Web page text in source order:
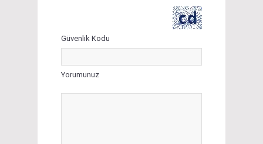
Güvenlik Kodu
Yorumunuz